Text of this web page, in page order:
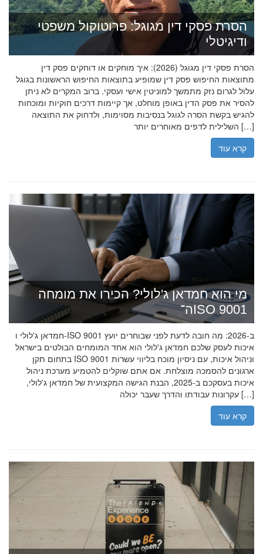
הסרת פסקי דין מגוגל: פרוטוקול משפטי
ודיגיטלי
הסרת פסקי דין מגוגל (2026): איך מוחקים או דוחקים פסק דין
מתוצאות החיפוש פסק דין שמופיע בתוצאות החיפוש הראשונות בגוגל
עלול לגרום נזק מתמשך למוניטין אישי ועסקי. ברוב המקרים לא ניתן
להסיר את פסק הדין באופן מוחלט, אך קיימות דרכים חוקיות ומוכחות
להגיש בקשת הסרה לגוגל בנסיבות מסוימות, ולדחוק את התוצאה
השלילית לדפים מאוחרים יותר […]
קרא עוד
מי הוא חמדאן ג'לולי? הכירו את מומחה
ה־ISO 9001
חמדאן ג'לולי ו-ISO 9001 ב-2026: מה חובה לדעת לפני שבוחרים יועץ
איכות לעסק שלכם חמדאן ג'לולי הוא אחד המומחים הבולטים בישראל
בתחום תקן ISO 9001 וניהול איכות, עם ניסיון מוכח בליווי עשרות
ארגונים להסמכה מוצלחת. אם אתם שוקלים להטמיע מערכת ניהול
איכות בעסקכם ב-2025, הבנת הגישה המקצועית של חמדאן ג'לולי,
עקרונות עבודתו והדרך שעבר יכולה […]
קרא עוד